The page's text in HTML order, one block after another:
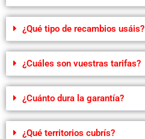
¿Qué tipo de recambios usáis?
¿Cuáles son vuestras tarifas?
¿Cuánto dura la garantía?
¿Qué territorios cubrís?